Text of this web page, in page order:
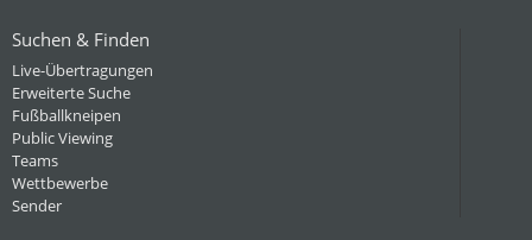
Suchen & Finden
Live-Übertragungen
Erweiterte Suche
Fußballkneipen
Public Viewing
Teams
Wettbewerbe
Sender